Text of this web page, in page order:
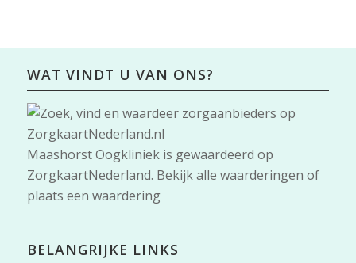
WAT VINDT U VAN ONS?
Maashorst Oogkliniekis gewaardeerd op
ZorgkaartNederland. Bekijk alle waarderingen of
plaats een waardering
BELANGRIJKE LINKS